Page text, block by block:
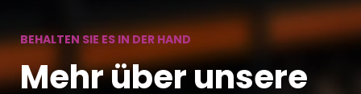
BEHALTEN SIE ES IN DER HAND
Mehr über unsere